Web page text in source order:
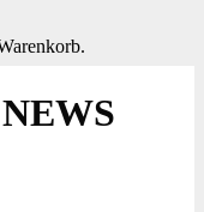
NEWS